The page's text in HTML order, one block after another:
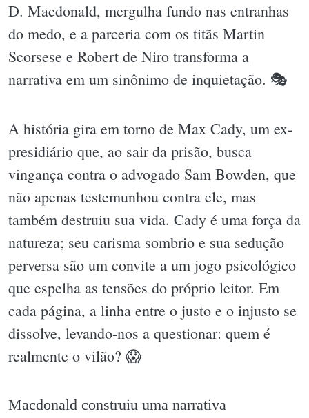
D. Macdonald, mergulha fundo nas entranhas
do medo, e a parceria com os titãs Martin
Scorsese e Robert de Niro transforma a
narrativa em um sinônimo de inquietação. 🎭
A história gira em torno de Max Cady, um ex-
presidiário que, ao sair da prisão, busca
vingança contra o advogado Sam Bowden, que
não apenas testemunhou contra ele, mas
também destruiu sua vida. Cady é uma força da
natureza; seu carisma sombrio e sua sedução
perversa são um convite a um jogo psicológico
que espelha as tensões do próprio leitor. Em
cada página, a linha entre o justo e o injusto se
dissolve, levando-nos a questionar: quem é
realmente o vilão? 😱
Macdonald construiu uma narrativa